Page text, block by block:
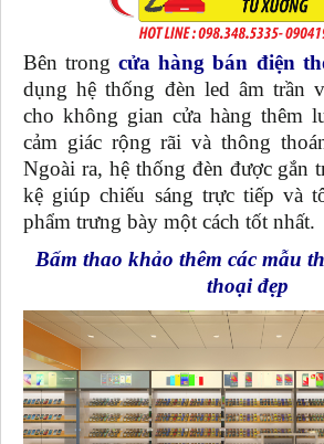
Bên trongcửa hàng bán điện
dụng hệ thống đèn led âm trần
cho không gian cửa hàng thêm
cảm giác rộng rãi và thông
Ngoài ra, hệ thống đèn được gắn
kệ giúp chiếu sáng trực tiếp và
phẩm trưng bày một cách tốt nhất.
Bấm thao khảo thêm các mẫu
thoại đẹp